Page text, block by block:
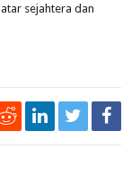
sejahtera dan